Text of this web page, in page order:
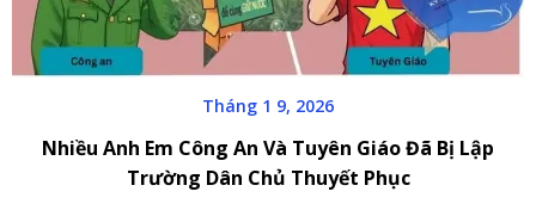
Tháng 1 9, 2026
Nhiều Anh Em Công An Và Tuyên Giáo Đã Bị Lập
Trường Dân Chủ Thuyết Phục